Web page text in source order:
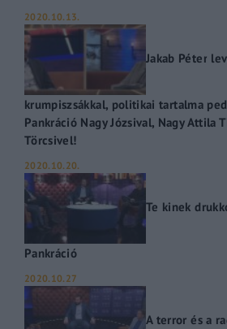
2020.10.13.
Jakab Péter
krumpiszsákkal, politikai tartalma
Pankráció Nagy Józsival, Nagy Attila
Törcsivel!
2020.10.20.
Te kinek
Pankráció
2020.10.27
A terror és a